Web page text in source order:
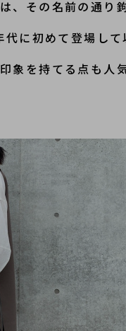
、その名前の通り
に初めて登場して
象を持てる点も人